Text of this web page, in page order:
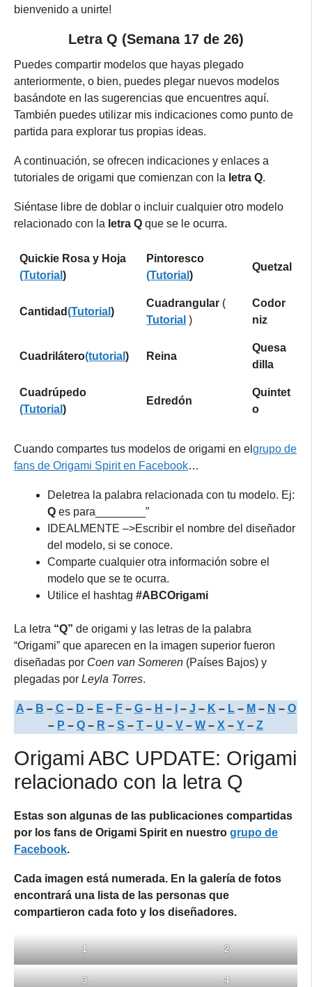
bienvenido a unirte!
Letra Q (Semana 17 de 26)
Puedes compartir modelos que hayas plegado
anteriormente, o bien, puedes plegar nuevos modelos
basándote en las sugerencias que encuentres aquí.
También puedes utilizar mis indicaciones como punto de
partida para explorar tus propias ideas.
A continuación, se ofrecen indicaciones y enlaces a
tutoriales de origami que comienzan con la letra Q.
Siéntase libre de doblar o incluir cualquier otro modelo
relacionado con la letra Q que se le ocurra.
Quickie Rosa y Hoja
(Tutorial )
Pintoresco
(Tutorial )
Quetzal
Cantidad(Tutorial )
Cuadrangular (
Tutorial )
Codor
niz
Cuadrilátero(tutorial ) Reina
Quesa
dilla
Cuadrúpedo
(Tutorial )
Edredón
Quintet
o
Cuando compartes tus modelos de origami en el grupo de
fans de Origami Spirit en Facebook…
Deletrea la palabra relacionada con tu modelo. Ej:
Q es para________”
IDEALMENTE –>Escribir el nombre del diseñador
del modelo, si se conoce.
Comparte cualquier otra información sobre el
modelo que se te ocurra.
Utilice el hashtag #ABCOrigami
La letra “Q” de origami y las letras de la palabra
“Origami” que aparecen en la imagen superior fueron
diseñadas por Coen van Someren (Países Bajos) y
plegadas por Leyla Torres.
A– B – C – D – E – F– G– H – – J – K – L– M – N – O
– P – Q – R – S – T – U – V – W – X – Y – Z
Origami ABC UPDATE: Origami
relacionado con la letra Q
Estas son algunas de las publicaciones compartidas
por los fans de Origami Spirit en nuestro grupo de
Facebook.
Cada imagen está numerada. En la galería de fotos
encontrará una lista de las personas que
compartieron cada foto y los diseñadores.
1 2
3 4